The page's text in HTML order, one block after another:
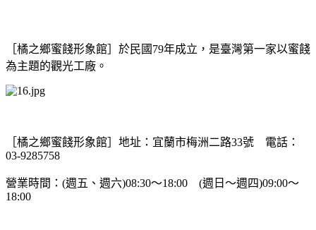
［橘之鄉蜜餞形象館］於民國79年成立，是臺灣第一家以蜜餞
為主題的觀光工廠。
［橘之鄉蜜餞形象館］地址：宜蘭市梅洲二路33號 電話：
03-9285758
營業時間：(週五、週六)08:30～18:00 (週日～週四)09:00～
18:00